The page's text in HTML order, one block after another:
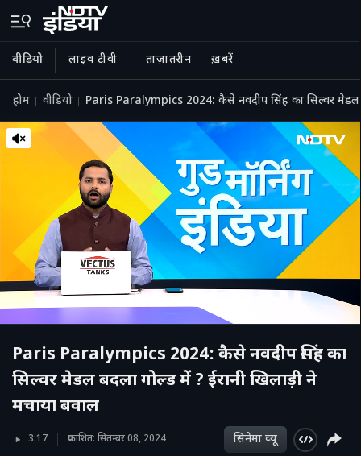
वीडियो लाइव टीवी ताज़ातरीन ख़बरें
होम वीडियो Paris Paralympics 2024: कैसे नवदीप सिंह का सिल्वर मेडल
Paris Paralympics 2024: कैसे नवदीप सिंह का
सिल्वर मेडल बदला गोल्ड में ? ईरानी खिलाड़ी ने
मचाया बवाल
3:17 प्रकाशित: सितम्बर 08, 2024 सिनेमा व्‍यू